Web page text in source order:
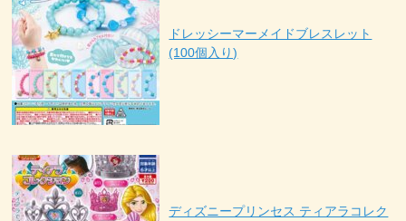
ドレッシーマーメイドブレスレット
(100個入り)
ディズニープリンセス ティアラコレク